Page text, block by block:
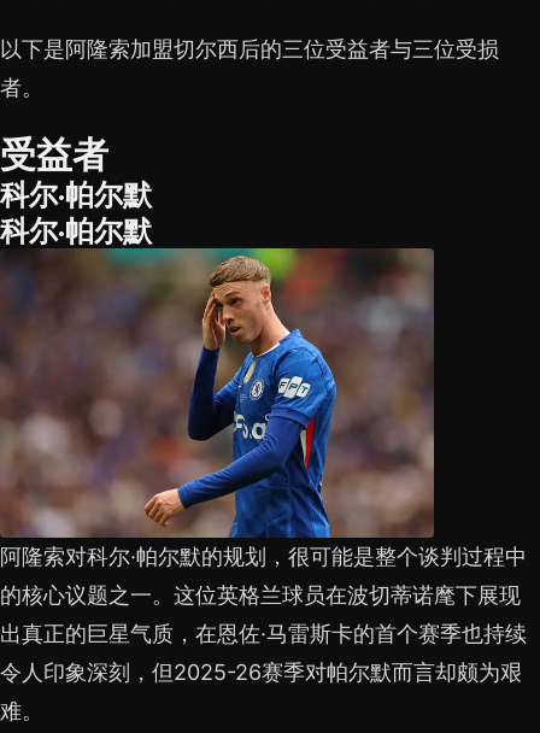
以下是阿隆索加盟切尔西后的三位受益者与三位受损
者。
受益者
科尔·帕尔默
科尔·帕尔默
阿隆索对科尔·帕尔默的规划，很可能是整个谈判过程中
的核心议题之一。这位英格兰球员在波切蒂诺麾下展现
出真正的巨星气质，在恩佐·马雷斯卡的首个赛季也持续
令人印象深刻，但2025-26赛季对帕尔默而言却颇为艰
难。